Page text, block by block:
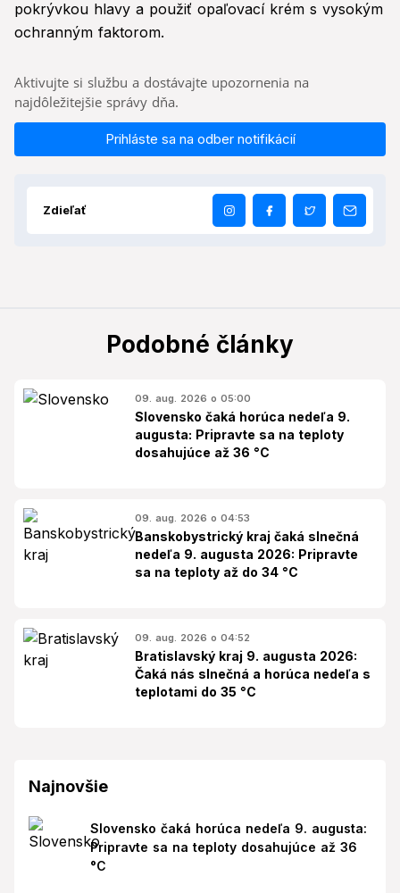
pokrývkou hlavy a použiť opaľovací krém s vysokým
ochranným faktorom.
Aktivujte si službu a dostávajte upozornenia na
najdôležitejšie správy dňa.
Prihláste sa na odber notifikácií
Zdieľať
Podobné články
09. aug. 2026 o 05:00
Slovensko čaká horúca nedeľa 9.
augusta: Pripravte sa na teploty
dosahujúce až 36 °C
09. aug. 2026 o 04:53
Banskobystrický kraj čaká slnečná
nedeľa 9. augusta 2026: Pripravte
sa na teploty až do 34 °C
09. aug. 2026 o 04:52
Bratislavský kraj 9. augusta 2026:
Čaká nás slnečná a horúca nedeľa s
teplotami do 35 °C
Najnovšie
Slovensko čaká horúca nedeľa 9. augusta:
Pripravte sa na teploty dosahujúce až 36
°C